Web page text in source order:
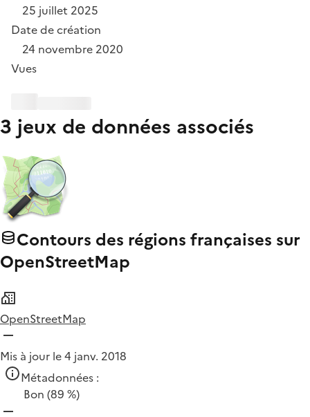
25 juillet 2025
Date de création
24 novembre 2020
Vues
3 jeux de données associés
Contours des régions françaises sur
OpenStreetMap
OpenStreetMap
Mis à jour le 4 janv. 2018
Métadonnées :
Bon (89 %)